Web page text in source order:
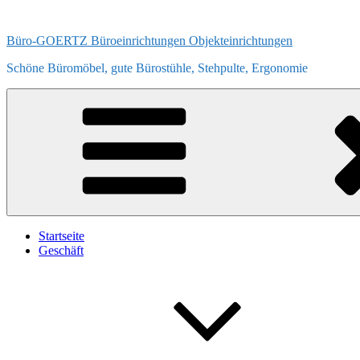
springen
Büro-GOERTZ Büroeinrichtungen Objekteinrichtungen
Schöne Büromöbel, gute Bürostühle, Stehpulte, Ergonomie
Startseite
Geschäft